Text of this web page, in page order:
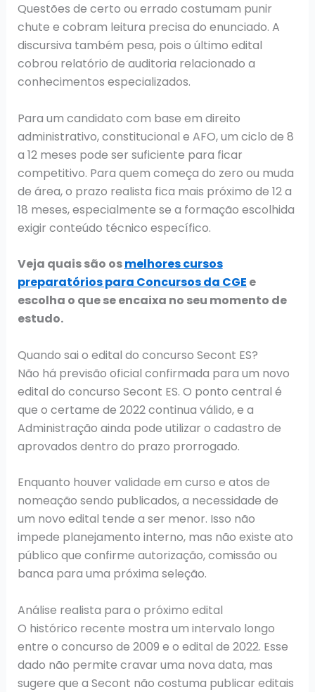
Questões de certo ou errado costumam punir
chute e cobram leitura precisa do enunciado. A
discursiva também pesa, pois o último edital
cobrou relatório de auditoria relacionado a
conhecimentos especializados.
Para um candidato com base em direito
administrativo, constitucional e AFO, um ciclo de 8
a 12 meses pode ser suficiente para ficar
competitivo. Para quem começa do zero ou muda
de área, o prazo realista fica mais próximo de 12 a
18 meses, especialmente se a formação escolhida
exigir conteúdo técnico específico.
Veja quais são osmelhores cursos
preparatórios para Concursos da CGE e
escolha o que se encaixa no seu momento de
estudo.
Quando sai o edital do concurso Secont ES?
Não há previsão oficial confirmada para um novo
edital do concurso Secont ES. O ponto central é
que o certame de 2022 continua válido, e a
Administração ainda pode utilizar o cadastro de
aprovados dentro do prazo prorrogado.
Enquanto houver validade em curso e atos de
nomeação sendo publicados, a necessidade de
um novo edital tende a ser menor. Isso não
impede planejamento interno, mas não existe ato
público que confirme autorização, comissão ou
banca para uma próxima seleção.
Análise realista para o próximo edital
O histórico recente mostra um intervalo longo
entre o concurso de 2009 e o edital de 2022. Esse
dado não permite cravar uma nova data, mas
sugere que a Secont não costuma publicar editais